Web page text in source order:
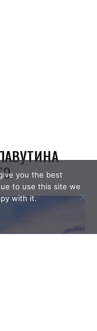
you the best
to use this site we
with it.